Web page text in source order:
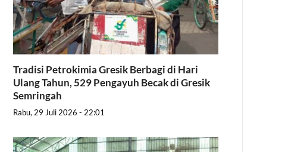
Tradisi Petrokimia Gresik Berbagi di Hari
Ulang Tahun, 529 Pengayuh Becak di Gresik
Semringah
Rabu, 29 Juli 2026 - 22:01